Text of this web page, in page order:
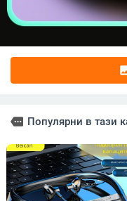
more Популярни в тази